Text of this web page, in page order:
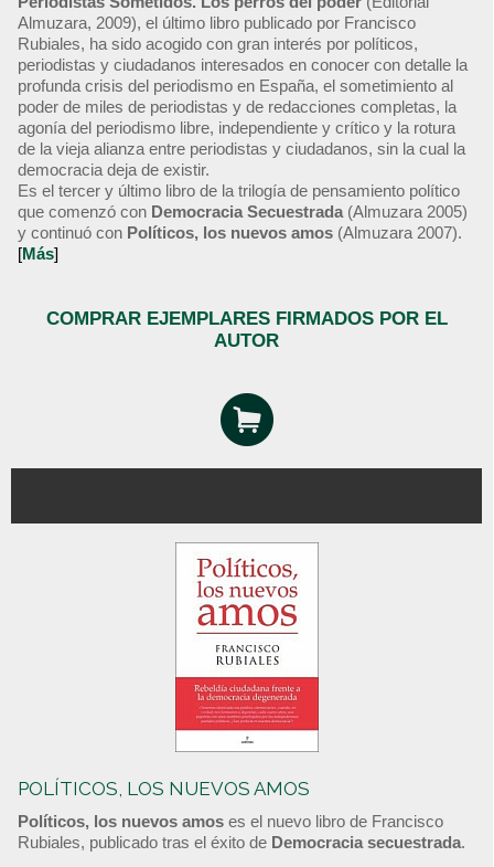
Almuzara, 2009), el último libro publicado por Francisco
Rubiales, ha sido acogido con gran interés por políticos,
periodistas y ciudadanos interesados en conocer con detalle la
profunda crisis del periodismo en España, el sometimiento al
poder de miles de periodistas y de redacciones completas, la
agonía del periodismo libre, independiente y crítico y la rotura
de la vieja alianza entre periodistas y ciudadanos, sin la cual la
democracia deja de existir.
Es el tercer y último libro de la trilogía de pensamiento político
que comenzó con Democracia Secuestrada (Almuzara 2005)
y continuó con Políticos, los nuevos amos (Almuzara 2007).
[Más]
COMPRAR EJEMPLARES FIRMADOS POR EL
AUTOR
POLÍTICOS, LOS NUEVOS AMOS
Políticos, los nuevos amos es el nuevo libro de Francisco
Rubiales, publicado tras el éxito de Democracia secuestrada.